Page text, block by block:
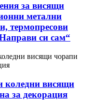
за висящи
метални
термопресови
си сам“
коледни висящи
за декорация